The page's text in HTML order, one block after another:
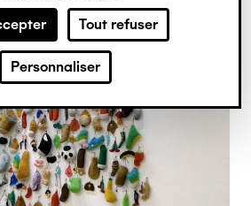
Tout refuser
Personnaliser